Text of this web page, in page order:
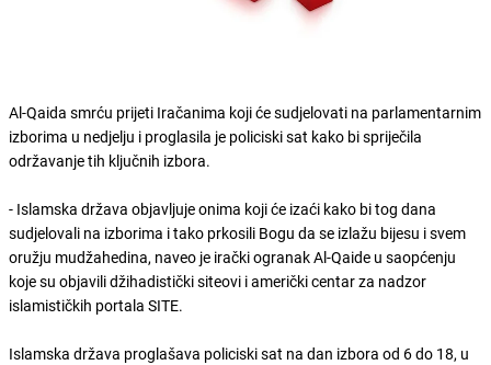
Al-Qaida smrću prijeti Iračanima koji će sudjelovati na parlamentarnim
izborima u nedjelju i proglasila je policiski sat kako bi spriječila
održavanje tih ključnih izbora.
- Islamska država objavljuje onima koji će izaći kako bi tog dana
sudjelovali na izborima i tako prkosili Bogu da se izlažu bijesu i svem
oružju mudžahedina, naveo je irački ogranak Al-Qaide u saopćenju
koje su objavili džihadistički siteovi i američki centar za nadzor
islamističkih portala SITE.
Islamska država proglašava policiski sat na dan izbora od 6 do 18, u